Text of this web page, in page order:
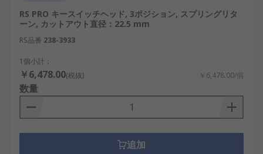
RS PRO キースイッチヘッド, 3ポジション, スプリングリタ
ーン, カットアウト直径：22.5 mm
RS品番 238-3933
1個小計：
￥6,478.00(税抜) ￥6,478.00/個
数量
追加